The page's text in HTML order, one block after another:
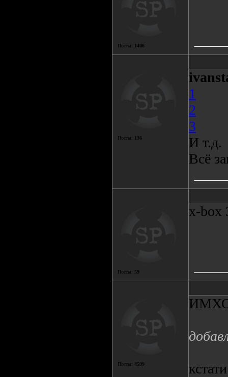
Посты: 1406
Посты: 136
1
2
3
И т.д.
Всё
Посты: 59
x-box
Посты: 4599
ИМХО